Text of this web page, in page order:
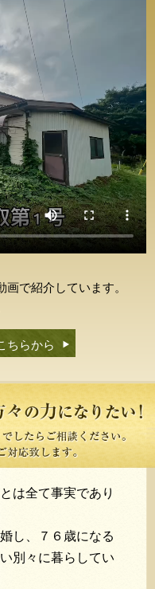
で紹介しています。
ちらから
は全て事実であり
し、
７６歳になる
別々に暮らしてい